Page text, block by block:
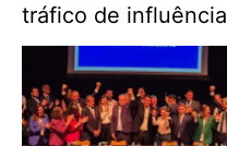
tráfico de influência